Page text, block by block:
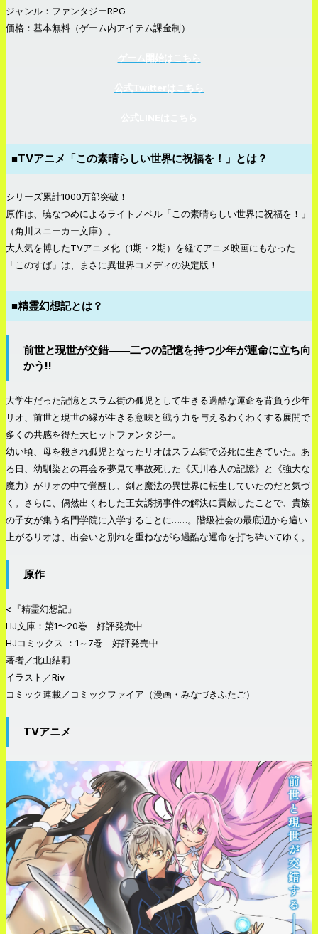
ジャンル：ファンタジーRPG
価格：基本無料（ゲーム内アイテム課金制）
■TVアニメ「この素晴らしい世界に祝福を！」とは？
シリーズ累計1000万部突破！
原作は、暁なつめによるライトノベル「この素晴らしい世界に祝福を！」
（角川スニーカー文庫）。
大人気を博したTVアニメ化（1期・2期）を経てアニメ映画にもなった
「このすば」は、まさに異世界コメディの決定版！
■精霊幻想記とは？
前世と現世が交錯――二つの記憶を持つ少年が運命に立ち向
かう!!
大学生だった記憶とスラム街の孤児として生きる過酷な運命を背負う少年
リオ、前世と現世の縁が生きる意味と戦う力を与えるわくわくする展開で
多くの共感を得た大ヒットファンタジー。
幼い頃、母を殺され孤児となったリオはスラム街で必死に生きていた。あ
る日、幼馴染との再会を夢見て事故死した《天川春人の記憶》と《強大な
魔力》がリオの中で覚醒し、剣と魔法の異世界に転生していたのだと気づ
く。さらに、偶然出くわした王女誘拐事件の解決に貢献したことで、貴族
の子女が集う名門学院に入学することに……。階級社会の最底辺から這い
上がるリオは、出会いと別れを重ねながら過酷な運命を打ち砕いてゆく。
原作
<『精霊幻想記』
HJ文庫：第1〜20巻 好評発売中
HJコミックス ：1～7巻 好評発売中
著者／北山結莉
イラスト／Riv
コミック連載／コミックファイア（漫画・みなづきふたご）
TVアニメ